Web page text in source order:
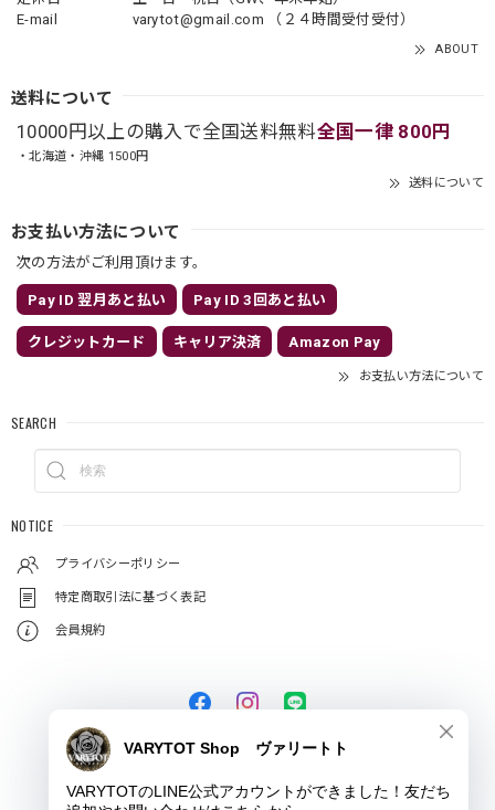
E-mail
varytot@gmail.com （２４時間受付受付）
ABOUT
送料について
10000円以上の購入で全国送料無料全国一律 800円
・北海道・沖縄 1500円
送料について
お支払い方法について
次の方法がご利用頂けます。
Pay ID 翌月あと払い Pay ID 3回あと払い
クレジットカード キャリア決済 Amazon Pay
お支払い方法について
SEARCH
NOTICE
プライバシーポリシー
特定商取引法に基づく表記
会員規約